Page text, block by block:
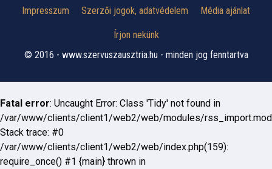
Impresszum Szerzői jogok, adatvédelem Média ajánlat
Írjon nekünk
© 2016 - www.szervuszausztria.hu - minden jog fenntartva
Fatal error: Uncaught Error: Class 'Tidy' not found in
/var/www/clients/client1/web2/web/modules/
Stack trace: #0
/var/www/clients/client1/web2/web/index.php(159):
require_once() #1 {main} thrown in